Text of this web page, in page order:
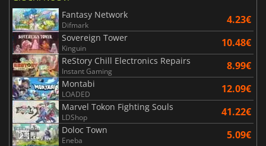
Fantasy Network
Difmark 4.23€
Sovereign Tower
Kinguin 10.48€
ReStory Chill Electronics Repairs
Instant Gaming 8.99€
Montabi
LOADED 12.09€
Marvel Tokon Fighting Souls
LDShop 41.22€
Doloc Town
Eneba 5.09€